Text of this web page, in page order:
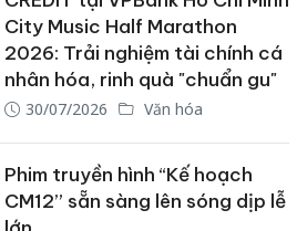
City Music Half Marathon
2026: Trải nghiệm tài chính cá
nhân hóa, rinh quà "chuẩn gu"
30/07/2026 Văn hóa
Phim truyền hình “Kế hoạch
CM12” sẵn sàng lên sóng dịp lễ